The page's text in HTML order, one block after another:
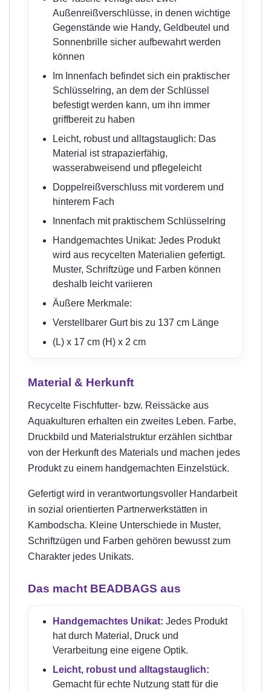
Außenreißverschlüsse, in denen wichtige
Gegenstände wie Handy, Geldbeutel und
Sonnenbrille sicher aufbewahrt werden
können
Im Innenfach befindet sich ein praktischer
Schlüsselring, an dem der Schlüssel
befestigt werden kann, um ihn immer
griffbereit zu haben
Leicht, robust und alltagstauglich: Das
Material ist strapazierfähig,
wasserabweisend und pflegeleicht
Doppelreißverschluss mit vorderem und
hinterem Fach
Innenfach mit praktischem Schlüsselring
Handgemachtes Unikat: Jedes Produkt
wird aus recycelten Materialien gefertigt.
Muster, Schriftzüge und Farben können
deshalb leicht variieren
Äußere Merkmale:
Verstellbarer Gurt bis zu 137 cm Länge
(L) x 17 cm (H) x 2 cm
Material & Herkunft
Recycelte Fischfutter- bzw. Reissäcke aus
Aquakulturen erhalten ein zweites Leben. Farbe,
Druckbild und Materialstruktur erzählen sichtbar
von der Herkunft des Materials und machen jedes
Produkt zu einem handgemachten Einzelstück.
Gefertigt wird in verantwortungsvoller Handarbeit
in sozial orientierten Partnerwerkstätten in
Kambodscha. Kleine Unterschiede in Muster,
Schriftzügen und Farben gehören bewusst zum
Charakter jedes Unikats.
Das macht BEADBAGS aus
Handgemachtes Unikat: Jedes Produkt
hat durch Material, Druck und
Verarbeitung eine eigene Optik.
Leicht, robust und alltagstauglich:
Gemacht für echte Nutzung statt für die